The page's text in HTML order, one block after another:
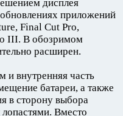
дисплея
приложений
Final Cut Pro,
III. В обозримом
расширен.
и внутренняя часть
батареи, а также
в сторону выбора
Вместо